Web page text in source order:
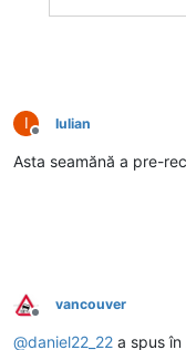
I
Deconectat
Iulian
Asta seamănă a pre-
Deconectat
vancouver
@daniel22_22 a spus în